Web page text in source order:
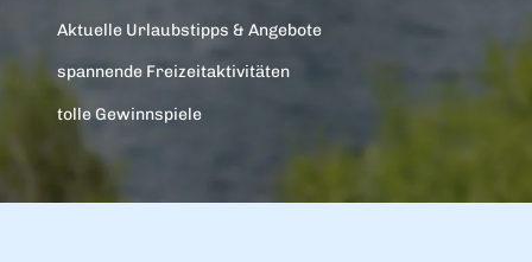
Aktuelle Urlaubstipps & Angebote
spannende Freizeitaktivitäten
tolle Gewinnspiele